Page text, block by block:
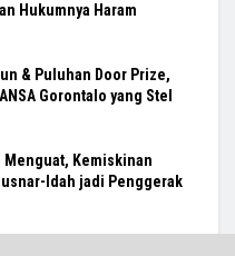
Hukumnya Haram
& Puluhan Door Prize,
Gorontalo yang Stel
Menguat, Kemiskinan
Idah jadi Penggerak